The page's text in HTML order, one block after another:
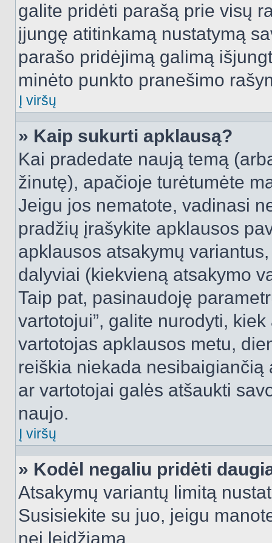
galite pridėti parašą prie visų
įjungę atitinkamą nustatymą
parašo pridėjimą galimą
minėto punkto pranešimo
Į viršų
» Kaip sukurti apklausą?
Kai pradedate naują temą
žinutę), apačioje turėtumėte
Jeigu jos nematote, vadinasi
pradžių įrašykite apklausos
apklausos atsakymų
dalyviai (kiekvieną atsakymo
Taip pat, pasinaudoję
vartotojui”, galite nurodyti,
vartotojas apklausos metu,
reiškia niekada
ar vartotojai galės atšaukti
naujo.
Į viršų
» Kodėl negaliu pridėti
Atsakymų variantų limitą
Susisiekite su juo, jeigu
nei leidžiama.